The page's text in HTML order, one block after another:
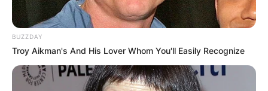
BUZZDAY
Troy Aikman's And His Lover Whom You'll Easily Recognize